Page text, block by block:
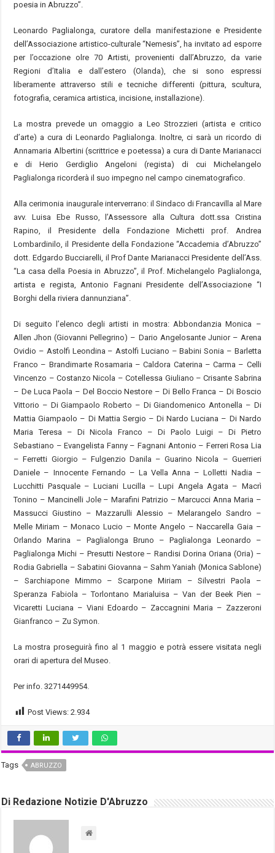
poesia in Abruzzo”.
Leonardo Paglialonga, curatore della manifestazione e Presidente
dell’Associazione artistico-culturale “Nemesis”, ha invitato ad esporre
per l’occazione olre 70 Artisti, provenienti dall’Abruzzo, da varie
Regioni d’Italia e dall’estero (Olanda), che si sono espressi
liberamente attraverso stili e tecniche differenti (pittura, scultura,
fotografia, ceramica artistica, incisione, installazione).
La mostra prevede un omaggio a Leo Strozzieri (artista e critico
d’arte) a cura di Leonardo Paglialonga. Inoltre, ci sarà un ricordo di
Annamaria Albertini (scrittrice e poetessa) a cura di Dante Marianacci
e di Herio Gerdiglio Angeloni (regista) di cui Michelangelo
Paglialonga ricorderà il suo impegno nel campo cinematografico.
Alla cerimonia inaugurale interverrano: il Sindaco di Francavilla al Mare
avv. Luisa Ebe Russo, l’Assessore alla Cultura dott.ssa Cristina
Rapino, il Presidente della Fondazione Michetti prof. Andrea
Lombardinilo, il Presidente della Fondazione “Accademia d’Abruzzo”
dott. Edgardo Bucciarelli, il Prof Dante Marianacci Presidente dell’Ass.
“La casa della Poesia in Abruzzo”, il Prof. Michelangelo Paglialonga,
artista e regista, Antonio Fagnani Presidente dell’Associazione “I
Borghi della riviera dannunziana”.
Di seguito l’elenco degli artisti in mostra: Abbondanzia Monica –
Allen Jhon (Giovanni Pellegrino) – Dario Angelosante Junior – Arena
Ovidio – Astolfi Leondina – Astolfi Luciano – Babini Sonia – Barletta
Franco – Brandimarte Rosamaria – Caldora Caterina – Carma – Celli
Vincenzo – Costanzo Nicola – Cotellessa Giuliano – Crisante Sabrina
– De Luca Paola – Del Boccio Nestore – Di Bello Franca – Di Boscio
Vittorio – Di Giampaolo Roberto – Di Giandomenico Antonella – Di
Mattia Giampaolo – Di Mattia Sergio – Di Nardo Luciana – Di Nardo
Maria Teresa – Di Nicola Franco – Di Paolo Luigi – Di Pietro
Sebastiano – Evangelista Fanny – Fagnani Antonio – Ferreri Rosa Lia
– Ferretti Giorgio – Fulgenzio Danila – Guarino Nicola – Guerrieri
Daniele – Innocente Fernando – La Vella Anna – Lolletti Nadia –
Lucchitti Pasquale – Luciani Lucilla – Lupi Angela Agata – Macrì
Tonino – Mancinelli Jole – Marafini Patrizio – Marcucci Anna Maria –
Massucci Giustino – Mazzarulli Alessio – Melarangelo Sandro –
Melle Miriam – Monaco Lucio – Monte Angelo – Naccarella Gaia –
Orlando Marina – Paglialonga Bruno – Paglialonga Leonardo –
Paglialonga Michi – Presutti Nestore – Randisi Dorina Oriana (Oria) –
Rodia Gabriella – Sabatini Giovanna – Sahm Yaniah (Monica Sablone)
– Sarchiapone Mimmo – Scarpone Miriam – Silvestri Paola –
Speranza Fabiola – Torlontano Marialuisa – Van der Beek Pien –
Vicaretti Luciana – Viani Edoardo – Zaccagnini Maria – Zazzeroni
Gianfranco – Zu Symon.
La mostra proseguirà fino al 1 maggio e potrà essere visitata negli
orari di apertura del Museo.
Per info. 3271449954.
Post Views: 2.934
Tags ABRUZZO
Di Redazione Notizie D'Abruzzo